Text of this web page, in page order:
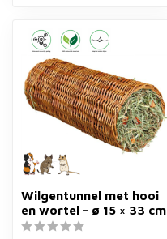
Wilgentunnel met hooi
en wortel - ø 15 × 33 cm